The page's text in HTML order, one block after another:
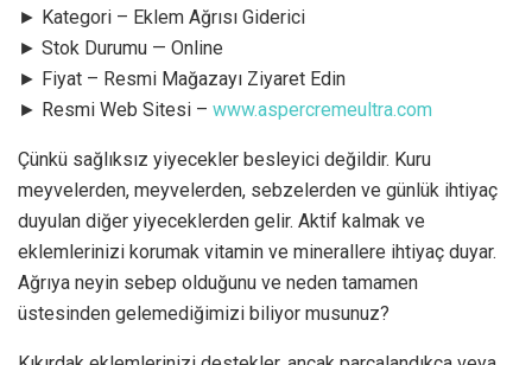
► Kategori – Eklem Ağrısı Giderici
► Stok Durumu — Online
► Fiyat – Resmi Mağazayı Ziyaret Edin
► Resmi Web Sitesi – www.aspercremeultra.com
Çünkü sağlıksız yiyecekler besleyici değildir. Kuru
meyvelerden, meyvelerden, sebzelerden ve günlük ihtiyaç
duyulan diğer yiyeceklerden gelir. Aktif kalmak ve
eklemlerinizi korumak vitamin ve minerallere ihtiyaç duyar.
Ağrıya neyin sebep olduğunu ve neden tamamen
üstesinden gelemediğimizi biliyor musunuz?